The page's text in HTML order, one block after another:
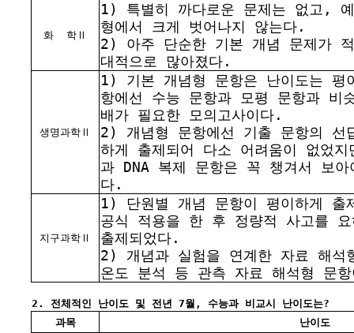
화 학Ⅱ
1) 특별히 까다로운 문제는 없고,
형에서 크게 벗어나지 않는다.
2) 아주 단순한 기본 개념 문제가
대적으로 많아졌다.
생명과학Ⅱ
1) 기본 개념형 문항은 난이도는 평
항에선 수능 문항과 모평 문항과 비
배가 필요한 모의고사이다.
2) 개념형 문항에선 기출 문항의 선
하게 출제되어 다소 어려움이 없었
과 DNA 복제 문항은 꼭 챙겨서 보아
다.
지구과학Ⅱ
1) 단원별 개념 문항이 평이하게 출
공식 적용을 한 후 정량적 사고를
출제되었다.
2) 개념과 실험을 연계한 자료 해석
온도 분석 등 관측 자료 해석형 문
2. 전체적인 난이도 및 전년 7월, 수능과 비교시 난이도는?
과목
난이도